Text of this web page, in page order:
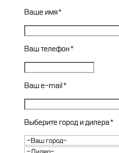
Ваше имя*
Ваш телефон*
Ваш e-mail*
Выберите город и дилера*